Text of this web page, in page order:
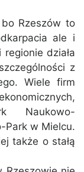
Rzeszów to
ale i
działa
z
Wiele firm
Naukowo-
Park w Mielcu.
także o stałą